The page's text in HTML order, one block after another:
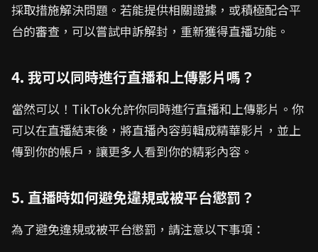
採取措施解決問題。若能提供相關證據，或積極配合平
台的審查，可以嘗試申訴解封，重新獲得直播功能。
4. 我可以同時進行直播和上傳影片嗎？
當然可以！TikTok允許你同時進行直播和上傳影片。你
可以在直播結束後，將直播內容剪輯成精華影片，並上
傳到你的帳戶，讓更多人看到你的精彩內容。
5. 直播時如何避免違規或被平台懲罰？
為了避免違規或被平台懲罰，請注意以下事項：